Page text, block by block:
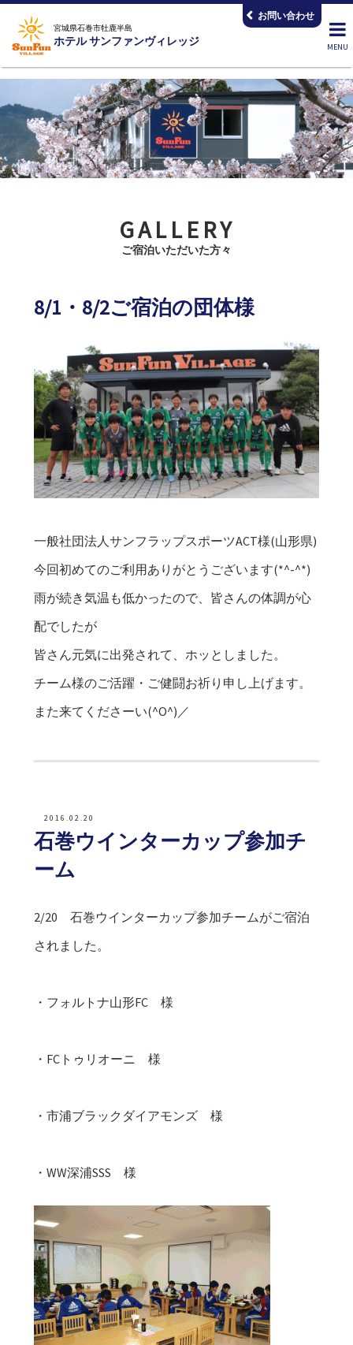
コ
ツ
ス
ッ
プ
宮城県石巻市牡鹿半島
ホテル サンファンヴィレッジ
お問い合わせ
GALLERY
ご宿泊いただいた方々
2026.08.03
8/1・8/2ご宿泊の団体様
一般社団法人サンフラップスポーツACT様(山形県)
今回初めてのご利用ありがとうございます(*^-^*)
雨が続き気温も低かったので、皆さんの体調が心
配でしたが
皆さん元気に出発されて、ホッとしました。
チーム様のご活躍・ご健闘お祈り申し上げます。
また来てくださーい(^O^)／
2016.02.20
石巻ウインターカップ参加チ
ーム
2/20 石巻ウインターカップ参加チームがご宿泊
されました。
・フォルトナ山形FC 様
・FCトゥリオーニ 様
・市浦ブラックダイアモンズ 様
・WW深浦SSS 様